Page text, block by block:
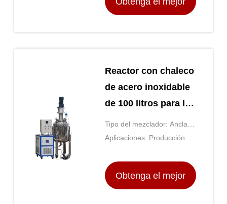
Reactor con chaleco
de acero inoxidable
de 100 litros para la
producción
farmacéutica
Tipo del mezclador: Ancla,
paleta o hélice
Aplicaciones: Producción
materiales
Obtenga el mejor